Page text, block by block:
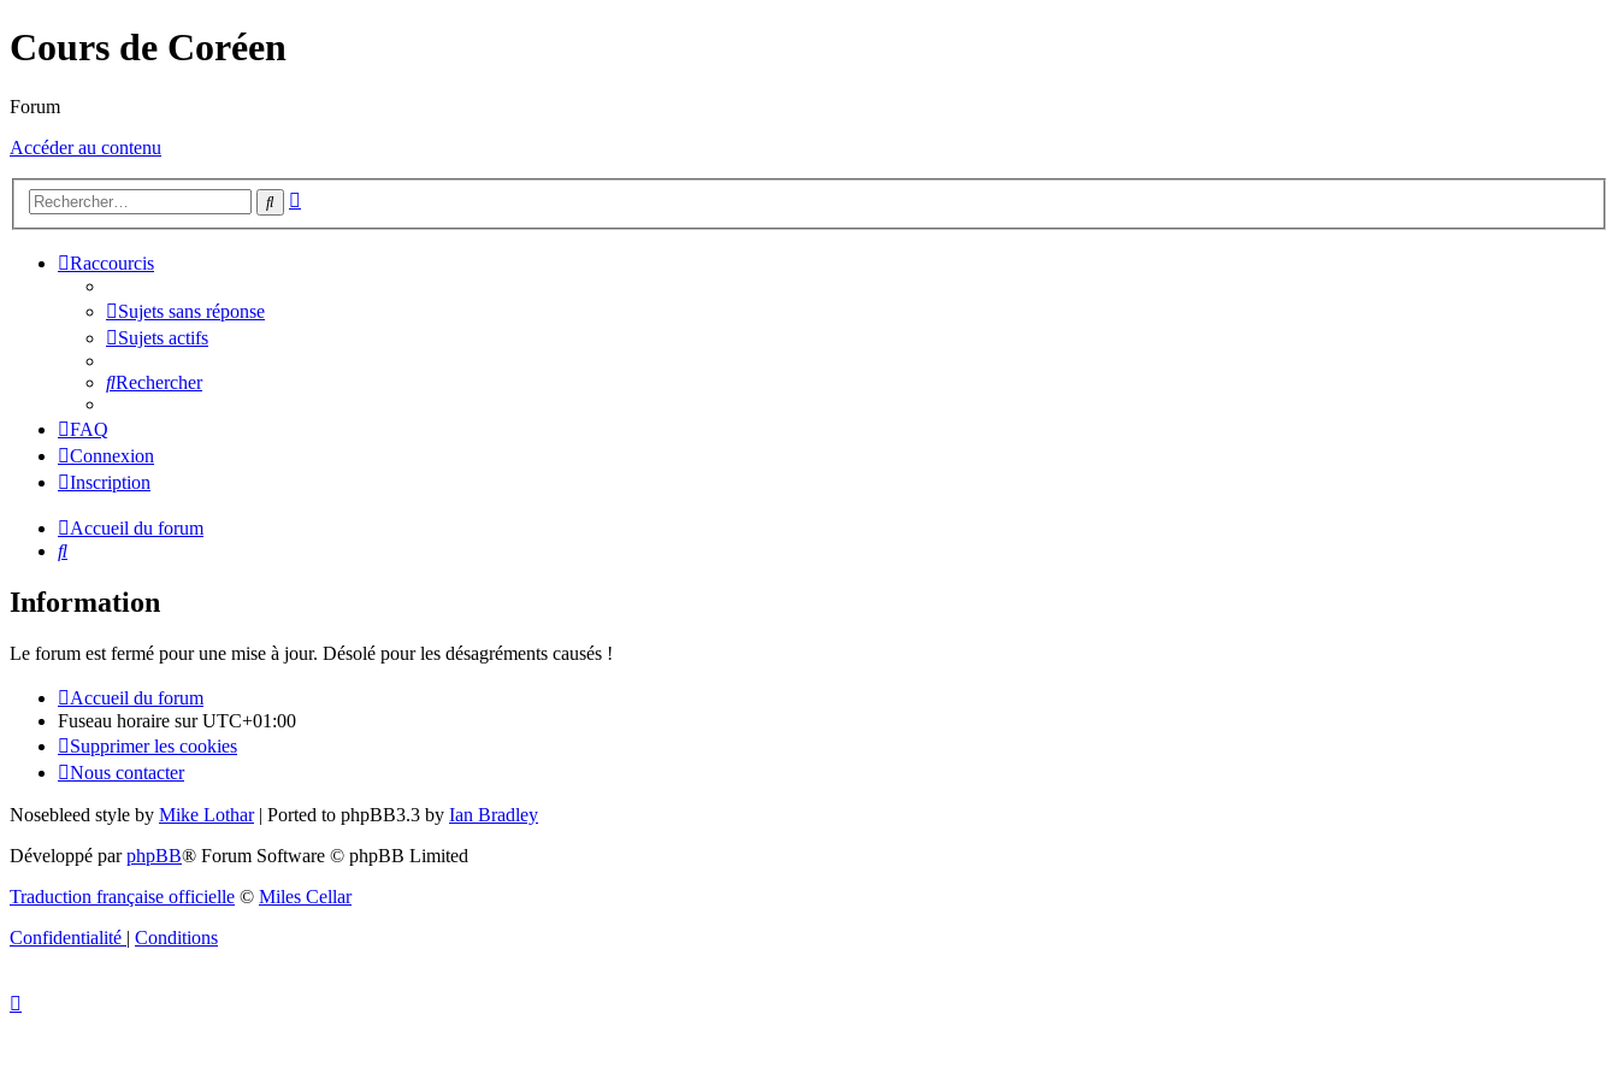
Cours de Coréen
Forum
Accéder au contenu
Rechercher
Raccourcis
Sujets sans réponse
Sujets actifs
Rechercher
FAQ
Connexion
Inscription
Accueil du forum
Rechercher
Information
Le forum est fermé pour une mise à jour. Désolé pour les désagréments causés !
Accueil du forum
Fuseau horaire surUTC+01:00
Supprimer les cookies
Nous contacter
Nosebleed style by Mike Lothar| Ported to phpBB3.3 by Ian Bradley
Développé parphpBB® Forum Software © phpBB Limited
Traduction française officielle © Miles Cellar
Confidentialité | Conditions